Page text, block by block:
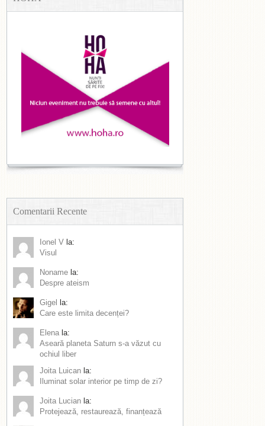
Comentarii Recente
Ionel V la:
Visul
Noname la:
Despre ateism
Gigel
la:
Care este limita decenței?
Elena la:
Aseară planeta Saturn s-a văzut cu
ochiul liber
Joita Luican la:
Iluminat solar interior pe timp de zi?
Joita Lucian la:
Protejează, restaurează, finanțează